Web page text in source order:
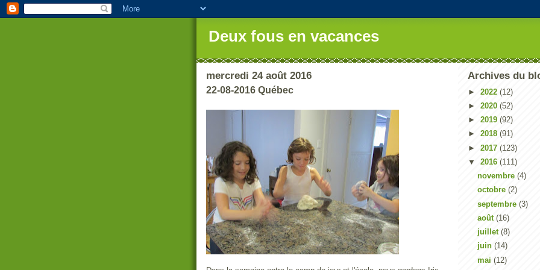
Deux fous en vacances
mercredi 24 août 2016
22-08-2016 Québec
Archives du
► 2022 (12)
► 2020 (52)
► 2019 (92)
► 2018 (91)
► 2017 (123)
▼ 2016 (111)
novembre (4)
octobre (2)
septembre (3)
août (16)
juillet (8)
juin (14)
mai (12)